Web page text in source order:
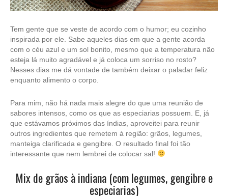
Tem gente que se veste de acordo com o humor; eu cozinho
inspirada por ele. Sabe aqueles dias em que a gente acorda
com o céu azul e um sol bonito, mesmo que a temperatura não
esteja lá muito agradável e já coloca um sorriso no rosto?
Nesses dias me dá vontade de também deixar o paladar feliz
enquanto alimento o corpo.
Para mim, não há nada mais alegre do que uma reunião de
sabores intensos, como os que as especiarias possuem. E, já
que estávamos próximos das índias, aproveitei para reunir
outros ingredientes que remetem à região: grãos, legumes,
manteiga clarificada e gengibre. O resultado final foi tão
interessante que nem lembrei de colocar sal!
Mix de grãos à indiana (com legumes, gengibre e
especiarias)